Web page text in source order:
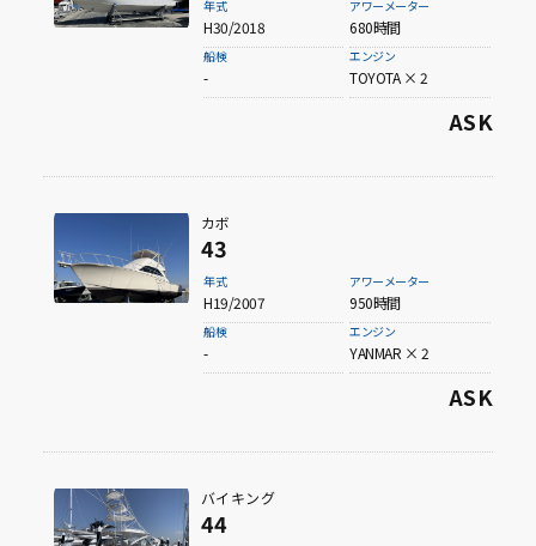
年式
H30/2018
アワーメーター
680時間
船検
-
エンジン
TOYOTA × 2
ASK
カボ
43
年式
H19/2007
アワーメーター
950時間
船検
-
エンジン
YANMAR × 2
ASK
バイキング
44